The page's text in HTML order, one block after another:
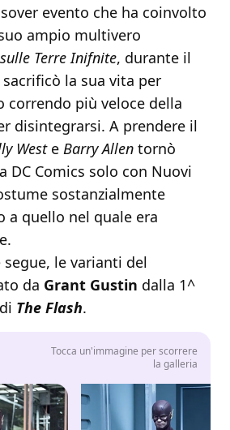
evento che ha coinvolto
ampio multivero
Terre Inifnite, durante il
sacrificò la sua vita per
correndo più veloce della
disintegrarsi. A prendere il
Weste Barry Allen tornò
DC Comics solo con Nuovi
sostanzialmente
a quello nel quale era
le varianti del
da Grant Gustin dalla 1^
The Flash.
Tocca un'immagine per scorrere
la galleria